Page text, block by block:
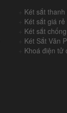
Két sắt thanh
Két sắt giá rẻ
Két sắt
Két Sắt Văn
Khoá điện tử